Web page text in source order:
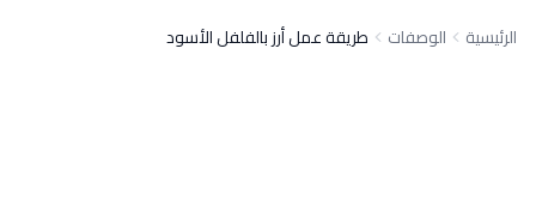
الرئيسية الوصفات طريقة عمل أرز بالفلفل الأسود